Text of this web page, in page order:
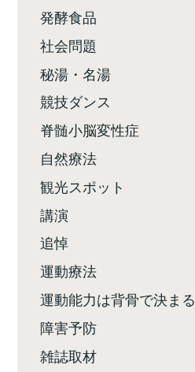
発酵食品
社会問題
秘湯・名湯
競技ダンス
脊髄小脳変性症
自然療法
観光スポット
講演
追悼
運動療法
運動能力は背骨で決まる
障害予防
雑誌取材